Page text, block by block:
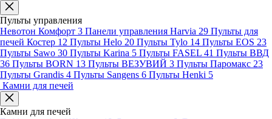
Пульты управления
Невотон Комфорт 3 Панели управления Harvia 29 Пульты для
печей Костер 12 Пульты Helo 20 Пульты Tylo 14 Пульты EOS 23
Пульты Sawo 30 Пульты Karina 5 Пульты FASEL 41 Пульты ВВД
36 Пульты BORN 13 Пульты ВЕЗУВИЙ 3 Пульты Паромакс 23
Пульты Grandis 4 Пульты Sangens 6 Пульты Henki 5
Камни для печей
Камни для печей